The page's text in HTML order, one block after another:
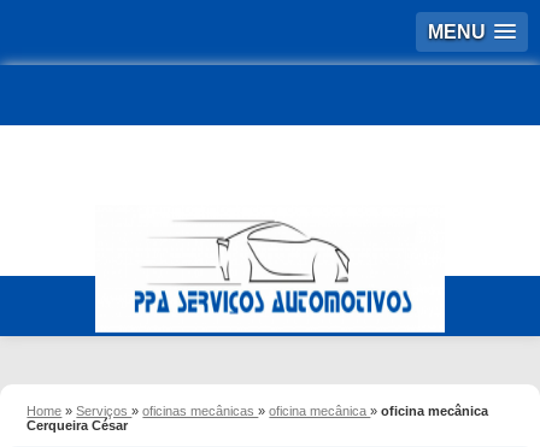
MENU
Home »Serviços»oficinas mecânicas»oficina mecânica»oficina mecânica
Cerqueira César